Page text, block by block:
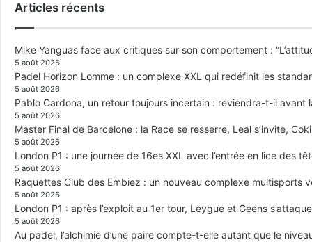
Articles récents
Mike Yanguas face aux critiques sur son comportement :
5 août 2026
Padel Horizon Lomme : un complexe XXL qui redéfinit les
5 août 2026
Pablo Cardona, un retour toujours incertain : reviendra-t-il avant
5 août 2026
Master Final de Barcelone : la Race se resserre, Leal s’invite,
5 août 2026
London P1 : une journée de 16es XXL avec l’entrée en lice des
5 août 2026
Raquettes Club des Embiez : un nouveau complexe multisports
5 août 2026
London P1 : après l’exploit au 1er tour, Leygue et Geens
5 août 2026
Au padel, l’alchimie d’une paire compte-t-elle autant que le